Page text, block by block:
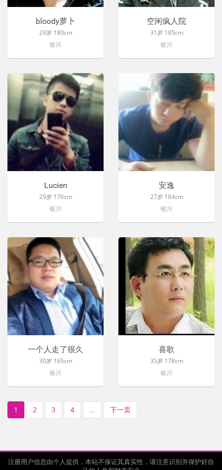
bloody萝卜
29岁 180cm
银川
空闲疯人院
31岁 185cm
银川
Lucien
29岁 176cm
银川
安逸
27岁 184cm
银川
一个人走了很久
30岁 165cm
银川
喜歌
35岁 178cm
银川
1 2 3 4 ... 下一页
注册用户信息由个人提供，本站不保证其真实性，请注意识别并保护好自